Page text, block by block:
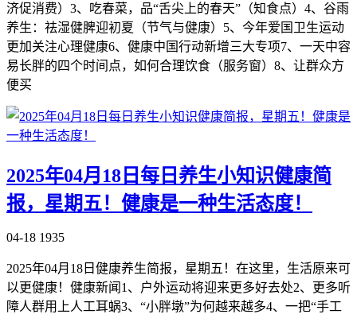
济促消费）3、吃春菜，品“舌尖上的春天”（知食点）4、谷雨
养生：祛湿健脾迎初夏（节气与健康）5、今年爱国卫生运动
更加关注心理健康6、健康中国行动新增三大专项7、一天中容
易长胖的四个时间点，如何合理饮食（服务窗）8、让群众方
便买
2025年04月18日每日养生小知识健康简
报，星期五！健康是一种生活态度！
04-18 1935
2025年04月18日健康养生简报，星期五！在这里，生活原来可
以更健康！健康新闻1、户外运动将迎来更多好去处2、更多听
障人群用上人工耳蜗3、“小胖墩”为何越来越多4、一把“手工